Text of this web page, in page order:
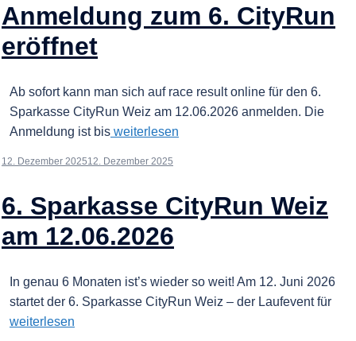
Anmeldung zum 6. CityRun
eröffnet
Ab sofort kann man sich auf race result online für den 6.
Sparkasse CityRun Weiz am 12.06.2026 anmelden. Die
Anmeldung ist bis weiterlesen
12. Dezember 202512. Dezember 2025
6. Sparkasse CityRun Weiz
am 12.06.2026
In genau 6 Monaten ist’s wieder so weit! Am 12. Juni 2026
startet der 6. Sparkasse CityRun Weiz – der Laufevent für
weiterlesen